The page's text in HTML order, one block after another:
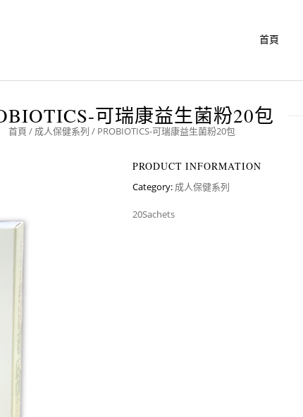
首頁
可瑞康益生菌粉20包
首頁 / 成人保健系列 / PROBIOTICS-可瑞康益生菌粉20包
PRODUCT INFORMATION
Category: 成人保健系列
20Sachets